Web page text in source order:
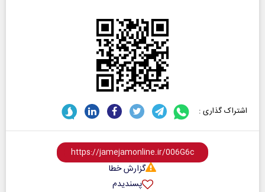
اشتراک گذاری :
گزارش خطا
پسندیدم